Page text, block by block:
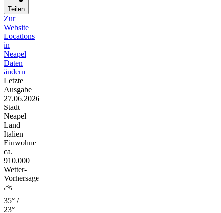
Teilen
Zur
Website
Locations
in
Neapel
Daten
ändern
Letzte
Ausgabe
27.06.2026
Stadt
Neapel
Land
Italien
Einwohner
ca.
910.000
Wetter-
Vorhersage
⛅
35° /
23°